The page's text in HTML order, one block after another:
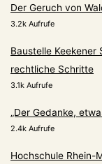
Der Geruch von
3.2k Aufrufe
Baustelle
rechtliche Schritte
3.1k Aufrufe
„Der Gedanke,
2.4k Aufrufe
Hochschule Rhein-